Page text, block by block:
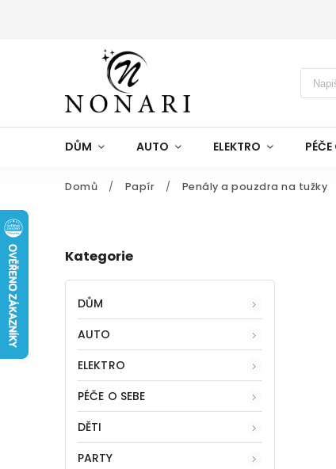
DŮM AUTO ELEKTRO PÉČE
Domů / Papír / Penály a pouzdra na tužky
Kategorie
DŮM
AUTO
ELEKTRO
PÉČE O SEBE
DĚTI
PARTY